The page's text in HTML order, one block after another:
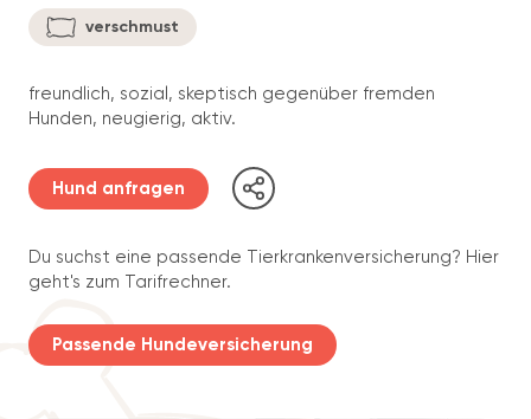
verschmust
freundlich, sozial, skeptisch gegenüber fremden
Hunden, neugierig, aktiv.
Hund anfragen
Du suchst eine passende Tierkrankenversicherung? Hier
geht's zum Tarifrechner.
Passende Hundeversicherung